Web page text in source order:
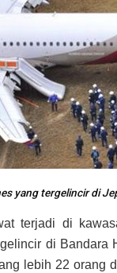
yang tergelincir di
terjadi di
di Bandara
lebih 22 orang